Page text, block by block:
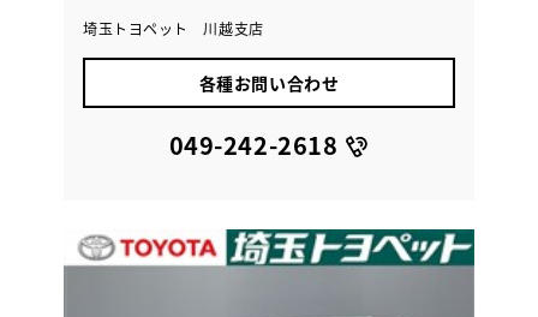
埼玉トヨペット 川越支店
各種お問い合わせ
049-242-2618